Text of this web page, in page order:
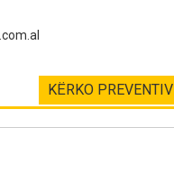
KËRKO PREVENTIV